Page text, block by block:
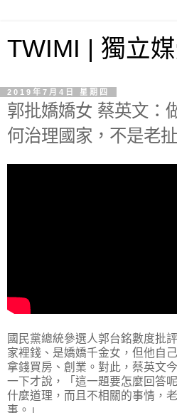
TWIMI | 獨立
2019年7月4日 星期四
郭批嬌嬌女 蔡英文：
何治理國家，不是老
國民黨總統參選人郭台銘數度批
家裡錢、是嬌嬌千金女，但他自
拿錢買房、創業。對此，蔡英文
一下才說，「這一題要怎麼回答
什麼道理，而且不相關的事情，
事。」